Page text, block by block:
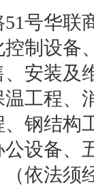
号华联
制设备
安装及
工程、
钢结构
设备、
依法须